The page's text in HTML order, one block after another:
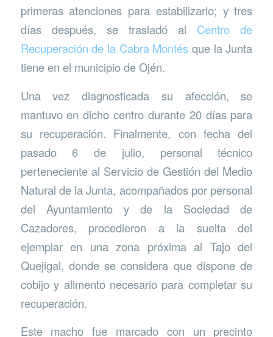
primeras atenciones para estabilizarlo; y tres
días después, se trasladó al Centro de
Recuperación de la Cabra Montés que la Junta
tiene en el municipio de Ojén.
Una vez diagnosticada su afección, se
mantuvo en dicho centro durante 20 días para
su recuperación. Finalmente, con fecha del
pasado 6 de julio, personal técnico
perteneciente al Servicio de Gestión del Medio
Natural de la Junta, acompañados por personal
del Ayuntamiento y de la Sociedad de
Cazadores, procedieron a la suelta del
ejemplar en una zona próxima al Tajo del
Quejigal, donde se considera que dispone de
cobijo y alimento necesario para completar su
recuperación.
Este macho fue marcado con un precinto